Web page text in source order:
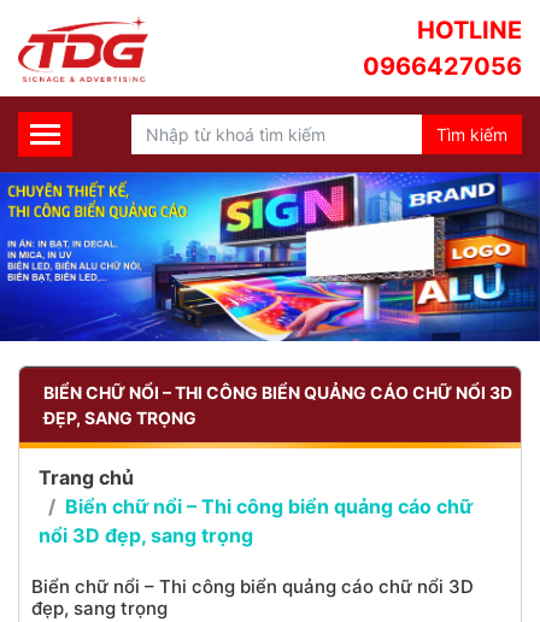
HOTLINE
0966427056
BIỂN CHỮ NỔI – THI CÔNG BIỂN QUẢNG CÁO CHỮ NỔI 3D
ĐẸP, SANG TRỌNG
Trang chủ
Biển chữ nổi – Thi công biển quảng cáo chữ
nổi 3D đẹp, sang trọng
Biển chữ nổi – Thi công biển quảng cáo chữ nổi 3D
đẹp, sang trọng